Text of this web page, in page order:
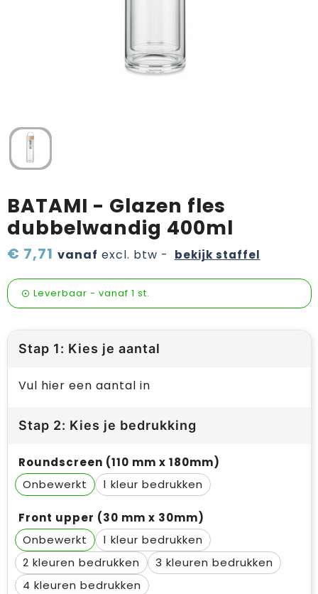
Sinterklaas artikelen
Wijn, bier en proeverij
Zomerpakketten
BATAMI - Glazen fles
dubbelwandig 400ml
€ 7,71 vanaf excl. btw - bekijk staffel
Leverbaar - vanaf 1 st.
Stap 1: Kies je aantal
Vul hier een aantal in
Stap 2: Kies je bedrukking
Roundscreen (110 mm x 180mm)
Onbewerkt
1
Front upper (30 mm x 30mm)
Onbewerkt
1
2
3
4